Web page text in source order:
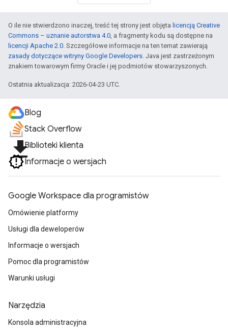
O ile nie stwierdzono inaczej, treść tej strony jest objęta licencją Creative
Commons – uznanie autorstwa 4.0, a fragmenty kodu są dostępne na
licencji Apache 2.0. Szczegółowe informacje na ten temat zawierają
zasady dotyczące witryny Google Developers. Java jest zastrzeżonym
znakiem towarowym firmy Oracle i jej podmiotów stowarzyszonych.
Ostatnia aktualizacja: 2026-04-23 UTC.
Blog
Stack Overflow
file_downloadBiblioteki klienta
Informacje o wersjach
Google Workspace dla programistów
Omówienie platformy
Usługi dla deweloperów
Informacje o wersjach
Pomoc dla programistów
Warunki usługi
Narzędzia
Konsola administracyjna